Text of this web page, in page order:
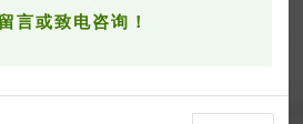
言或致电咨询！